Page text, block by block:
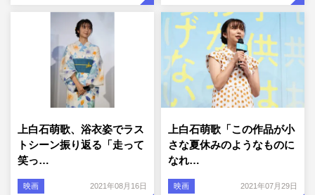
上白石萌歌、浴衣姿でラス
トシーン振り返る「走って
笑っ…
映画 2021年08月16日
上白石萌歌「この作品が小
さな夏休みのようなものに
なれ…
映画 2021年07月29日